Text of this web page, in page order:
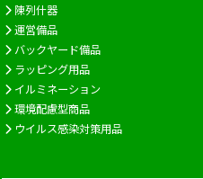
陳列什器
運営備品
バックヤード備品
ラッピング用品
イルミネーション
環境配慮型商品
ウイルス感染対策用品